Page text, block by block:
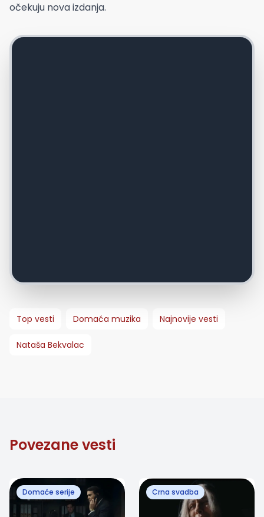
očekuju nova izdanja.
Top vesti Domaća muzika Najnovije vesti
Nataša Bekvalac
Povezane vesti
Domaće serije Crna svadba